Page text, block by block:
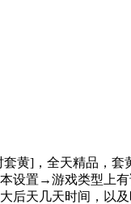
黄]，全天精品，套
设置→游戏类型上
后天几天时间，以